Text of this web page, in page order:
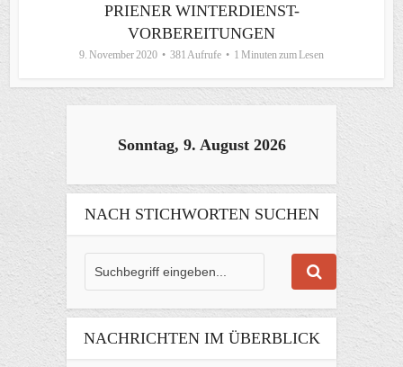
PRIENER WINTERDIENST-
VORBEREITUNGEN
9. November 2020 381 Aufrufe 1 Minuten zum Lesen
Sonntag, 9. August 2026
NACH STICHWORTEN SUCHEN
NACHRICHTEN IM ÜBERBLICK